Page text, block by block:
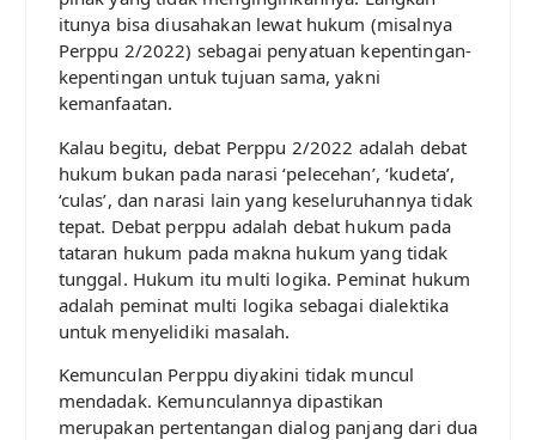
itunya bisa diusahakan lewat hukum (misalnya
Perppu 2/2022) sebagai penyatuan kepentingan-
kepentingan untuk tujuan sama, yakni
kemanfaatan.
Kalau begitu, debat Perppu 2/2022 adalah debat
hukum bukan pada narasi ‘pelecehan’, ‘kudeta’,
‘culas’, dan narasi lain yang keseluruhannya tidak
tepat. Debat perppu adalah debat hukum pada
tataran hukum pada makna hukum yang tidak
tunggal. Hukum itu multi logika. Peminat hukum
adalah peminat multi logika sebagai dialektika
untuk menyelidiki masalah.
Kemunculan Perppu diyakini tidak muncul
mendadak. Kemunculannya dipastikan
merupakan pertentangan dialog panjang dari dua